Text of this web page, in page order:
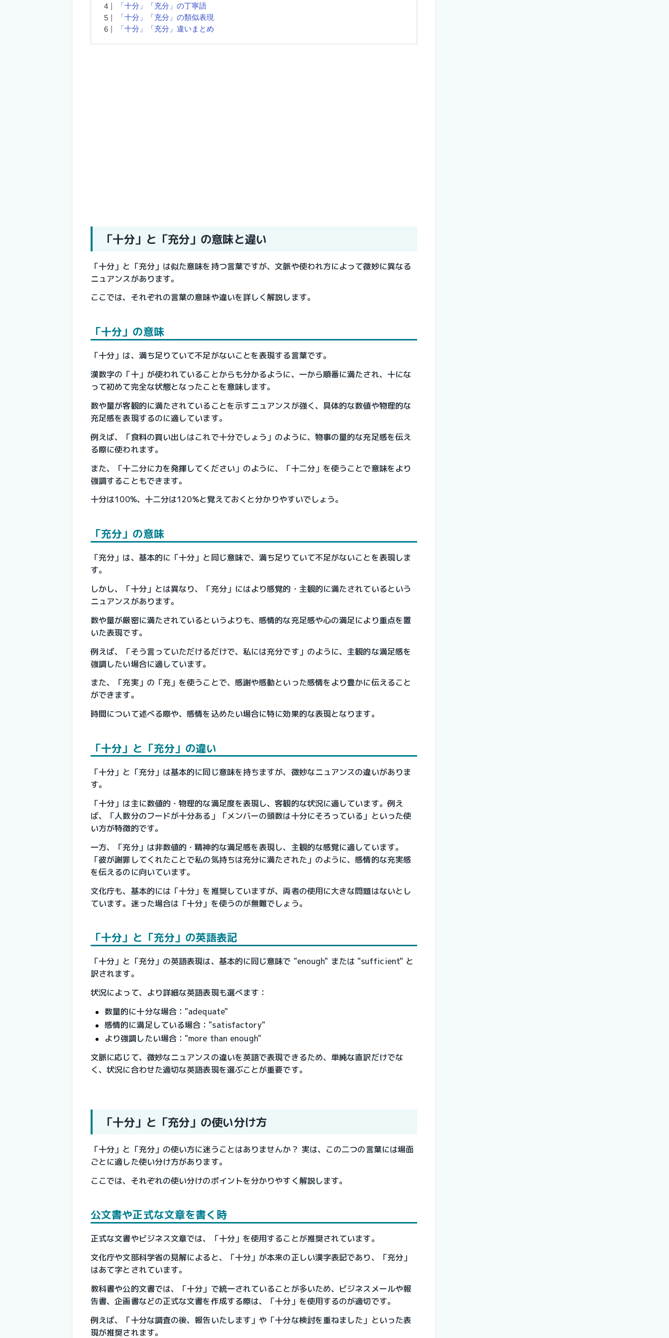
「十分」「充分」の丁寧語
「十分」「充分」の類似表現
「十分」「充分」違いまとめ
「十分」と「充分」の意味と違い
「十分」と「充分」は似た意味を持つ言葉ですが、文脈や使われ方によって微妙に異なる
ニュアンスがあります。
ここでは、それぞれの言葉の意味や違いを詳しく解説します。
「十分」の意味
「十分」は、満ち足りていて不足がないことを表現する言葉です。
漢数字の「十」が使われていることからも分かるように、一から順番に満たされ、十にな
って初めて完全な状態となったことを意味します。
数や量が客観的に満たされていることを示すニュアンスが強く、具体的な数値や物理的な
充足感を表現するのに適しています。
例えば、「食料の買い出しはこれで十分でしょう」のように、物事の量的な充足感を伝え
る際に使われます。
また、「十二分に力を発揮してください」のように、「十二分」を使うことで意味をより
強調することもできます。
十分は100%、十二分は120%と覚えておくと分かりやすいでしょう。
「充分」の意味
「充分」は、基本的に「十分」と同じ意味で、満ち足りていて不足がないことを表現しま
す。
しかし、「十分」とは異なり、「充分」にはより感覚的・主観的に満たされているという
ニュアンスがあります。
数や量が厳密に満たされているというよりも、感情的な充足感や心の満足により重点を置
いた表現です。
例えば、「そう言っていただけるだけで、私には充分です」のように、主観的な満足感を
強調したい場合に適しています。
また、「充実」の「充」を使うことで、感謝や感動といった感情をより豊かに伝えること
ができます。
時間について述べる際や、感情を込めたい場合に特に効果的な表現となります。
「十分」と「充分」の違い
「十分」と「充分」は基本的に同じ意味を持ちますが、微妙なニュアンスの違いがありま
す。
「十分」は主に数値的・物理的な満足度を表現し、客観的な状況に適しています。例え
ば、「人数分のフードが十分ある」「メンバーの頭数は十分にそろっている」といった使
い方が特徴的です。
一方、「充分」は非数値的・精神的な満足感を表現し、主観的な感覚に適しています。
「彼が謝罪してくれたことで私の気持ちは充分に満たされた」のように、感情的な充実感
を伝えるのに向いています。
文化庁も、基本的には「十分」を推奨していますが、両者の使用に大きな問題はないとし
ています。迷った場合は「十分」を使うのが無難でしょう。
「十分」と「充分」の英語表記
「十分」と「充分」の英語表現は、基本的に同じ意味で "enough" または "sufficient" と
訳されます。
状況によって、より詳細な英語表現も選べます：
数量的に十分な場合："adequate"
感情的に満足している場合："satisfactory"
より強調したい場合："more than enough"
文脈に応じて、微妙なニュアンスの違いを英語で表現できるため、単純な直訳だけでな
く、状況に合わせた適切な英語表現を選ぶことが重要です。
「十分」と「充分」の使い分け方
「十分」と「充分」の使い方に迷うことはありませんか？ 実は、この二つの言葉には場面
ごとに適した使い分け方があります。
ここでは、それぞれの使い分けのポイントを分かりやすく解説します。
公文書や正式な文章を書く時
正式な文書やビジネス文章では、「十分」を使用することが推奨されています。
文化庁や文部科学省の見解によると、「十分」が本来の正しい漢字表記であり、「充分」
はあて字とされています。
教科書や公的文書では、「十分」で統一されていることが多いため、ビジネスメールや報
告書、企画書などの正式な文書を作成する際は、「十分」を使用するのが適切です。
例えば、「十分な調査の後、報告いたします」や「十分な検討を重ねました」といった表
現が推奨されます。